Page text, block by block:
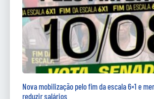
Nova mobilização pelo fim da escala 6×1 e
reduzir salários